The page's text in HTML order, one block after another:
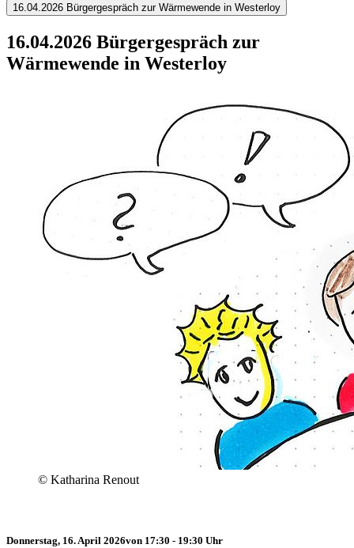
16.04.2026 Bürgergespräch zur Wärmewende in Westerloy
16.04.2026 Bürgergespräch zur
Wärmewende in Westerloy
© Katharina Renout
Donnerstag, 16. April 2026von 17:30 - 19:30 Uhr